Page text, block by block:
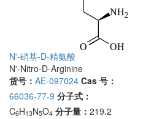
N'-硝基-D-精氨酸
N'-Nitro-D-Arginine
货号： AE-097024 Cas 号：
66036-77-9 分子式：
C6H13N5O4 分子量： 219.2